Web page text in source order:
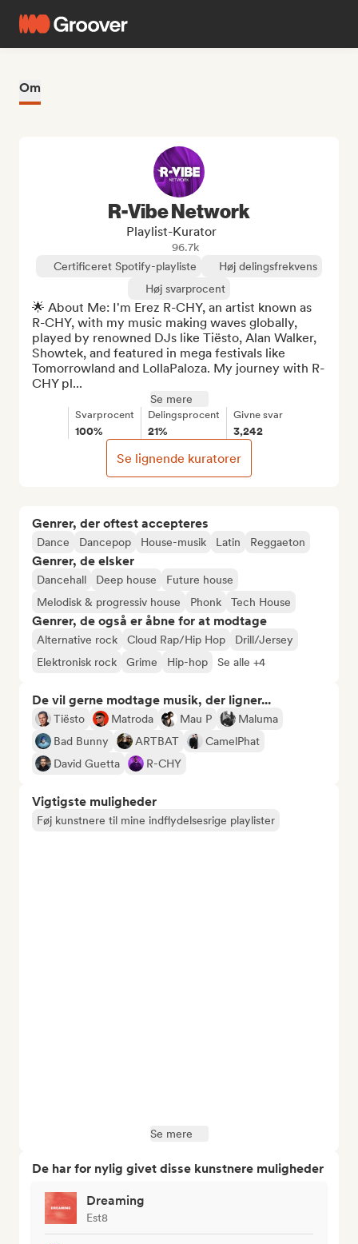
Om
Genrer, der oftest accepteres
Dance Dancepop House-musik Latin Reggaeton
Genrer, de elsker
Dancehall Deep house
Future house
Melodisk & progressiv house
Phonk Tech House
Genrer, de også er åbne for at modtage
Alternative rock Cloud Rap/Hip Hop
Drill/Jersey
Elektronisk rock
Grime Hip-hop Se alle +4
De vil gerne modtage musik, der ligner...
Tiësto Matroda Mau P
Maluma
Bad Bunny
ARTBAT
CamelPhat
David Guetta
R-CHY
Vigtigste muligheder
Føj kunstnere til mine indflydelsesrige playlister
Se mere
De har for nylig givet disse kunstnere muligheder
Dreaming
Est8
R-Vibe Network
Playlist-Kurator
96.7k
Certificeret Spotify-playliste
Høj delingsfrekvens
Høj svarprocent
🌟 About Me: I'm Erez R-CHY, an artist known as
R-CHY, with my music making waves globally,
played by renowned DJs like Tiësto, Alan Walker,
Showtek, and featured in mega festivals like
Tomorrowland and LollaPaloza. My journey with R-
CHY pl...
Se mere
Svarprocent
100%
Delingsprocent
21%
Givne svar
3,242
Se lignende kuratorer